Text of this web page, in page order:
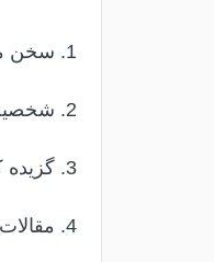
1. سخن ماه
2. شخصيت ماه
3. گزيده كتاب
4. مقالات حقوقي